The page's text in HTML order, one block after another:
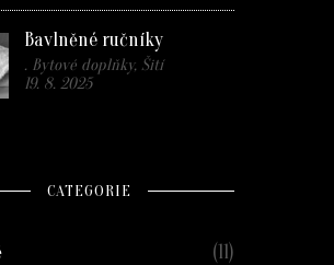
Bavlněné ručníky
. Bytové doplňky, Šití
19. 8. 2025
CATEGORIE
(11)